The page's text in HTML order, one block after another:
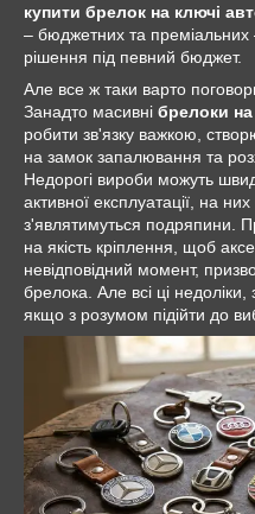
купити брелок на ключі
– бюджетних та преміальних
рішення під певний бюджет.
Але все ж таки варто
Занадто масивні брелоки
робити зв'язку важкою,
на замок запалювання та
Недорогі вироби можуть
активної експлуатації, на
з'являтимуться подряпини.
на якість кріплення, щоб
невідповідний момент,
брелока. Але всі ці
якщо з розумом підійти до